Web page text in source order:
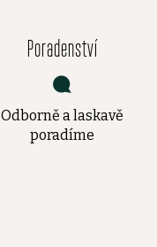
Poradenství
Odborně a laskavě
poradíme